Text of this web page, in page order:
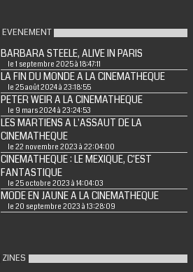
EVENEMENT
BARBARA STEELE, ALIVE IN PARIS
le 1 septembre 2025 à 18:47:11
LA FIN DU MONDE A LA CINEMATHEQUE
le 25 août 2024 à 23:18:55
PETER WEIR A LA CINEMATHEQUE
le 9 mars 2024 à 23:24:53
LES MARTIENS A L'ASSAUT DE LA
CINEMATHEQUE
le 22 novembre 2023 à 22:04:00
CINEMATHEQUE : LE MEXIQUE, C'EST
FANTASTIQUE
le 25 octobre 2023 à 14:04:03
MODE EN JAUNE A LA CINEMATHEQUE
le 20 septembre 2023 à 13:28:09
ZINES